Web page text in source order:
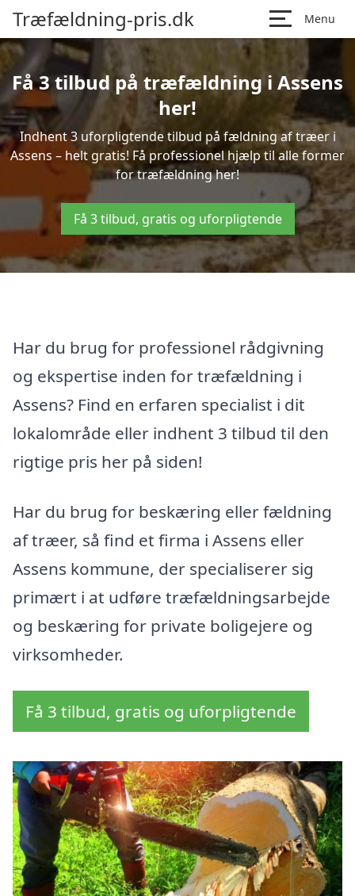
Træfældning-pris.dk Menu
Få 3 tilbud på træfældning i Assens
her!
Indhent 3 uforpligtende tilbud på fældning af træer i
Assens – helt gratis! Få professionel hjælp til alle former
for træfældning her!
Få 3 tilbud, gratis og uforpligtende
Har du brug for professionel rådgivning
og ekspertise inden for træfældning i
Assens? Find en erfaren specialist i dit
lokalområde eller indhent 3 tilbud til den
rigtige pris her på siden!
Har du brug for beskæring eller fældning
af træer, så find et firma i Assens eller
Assens kommune, der specialiserer sig
primært i at udføre træfældningsarbejde
og beskæring for private boligejere og
virksomheder.
Få 3 tilbud, gratis og uforpligtende